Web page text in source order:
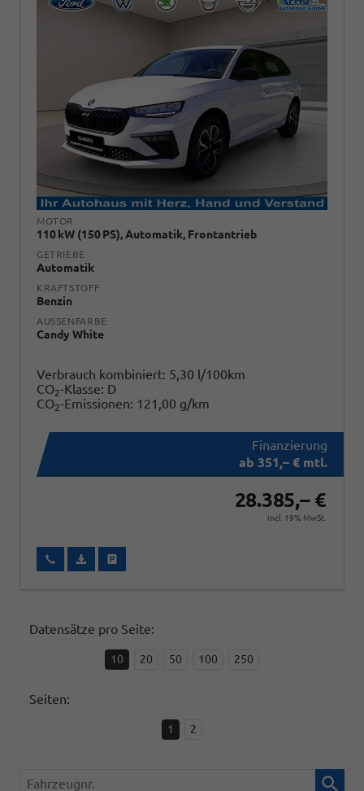
MOTOR
110 kW (150 PS), Automatik, Frontantrieb
GETRIEBE
Automatik
KRAFTSTOFF
Benzin
AUSSENFARBE
Candy White
Verbrauch kombiniert: 5,30 l/100km
CO2-Klasse: D
CO2-Emissionen: 121,00 g/km
ab 351,– € mtl.
28.385,– €
incl. 19% MwSt.
Wir rufen Sie anFahrzeugexposé (PDF)
Datensätze pro Seite:
10 20 50 100 250
Seiten:
1 2
Fahrzeugnr.